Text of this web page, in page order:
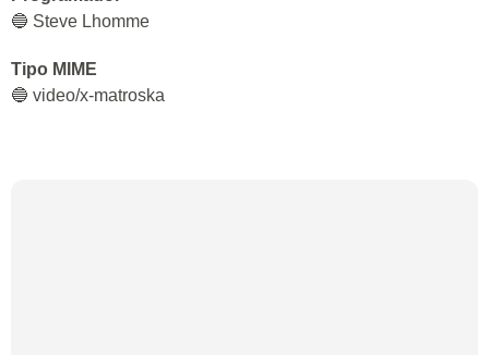
🔵 Steve Lhomme
Tipo MIME
🔵 video/x-matroska